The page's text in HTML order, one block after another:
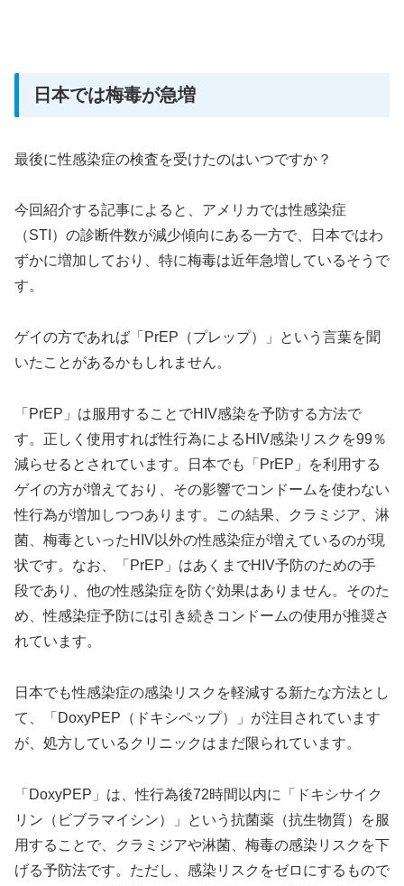
日本では梅毒が急増
最後に性感染症の検査を受けたのはいつですか？
今回紹介する記事によると、アメリカでは性感染症
（STI）の診断件数が減少傾向にある一方で、日本ではわ
ずかに増加しており、特に梅毒は近年急増しているそうで
す。
ゲイの方であれば「PrEP（プレップ）」という言葉を聞
いたことがあるかもしれません。
「PrEP」は服用することでHIV感染を予防する方法で
す。正しく使用すれば性行為によるHIV感染リスクを99％
減らせるとされています。日本でも「PrEP」を利用する
ゲイの方が増えており、その影響でコンドームを使わない
性行為が増加しつつあります。この結果、クラミジア、淋
菌、梅毒といったHIV以外の性感染症が増えているのが現
状です。なお、「PrEP」はあくまでHIV予防のための手
段であり、他の性感染症を防ぐ効果はありません。そのた
め、性感染症予防には引き続きコンドームの使用が推奨さ
れています。
日本でも性感染症の感染リスクを軽減する新たな方法とし
て、「DoxyPEP（ドキシペップ）」が注目されています
が、処方しているクリニックはまだ限られています。
「DoxyPEP」は、性行為後72時間以内に「ドキシサイク
リン（ビブラマイシン）」という抗菌薬（抗生物質）を服
用することで、クラミジアや淋菌、梅毒の感染リスクを下
げる予防法です。ただし、感染リスクをゼロにするもので